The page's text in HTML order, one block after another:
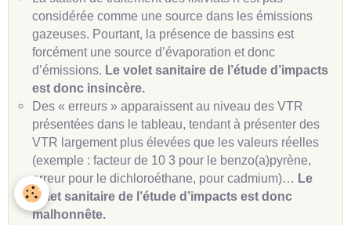
considérée comme une source dans les émissions
gazeuses. Pourtant, la présence de bassins est
forcément une source d’évaporation et donc
d’émissions. Le volet sanitaire de l’étude d’impacts
est donc insincère.
Des « erreurs » apparaissent au niveau des VTR
présentées dans le tableau, tendant à présenter des
VTR largement plus élevées que les valeurs réelles
(exemple : facteur de 10 3 pour le benzo(a)pyrène,
erreur pour le dichloroéthane, pour cadmium)… Le
volet sanitaire de l’étude d’impacts est donc
malhonnête.